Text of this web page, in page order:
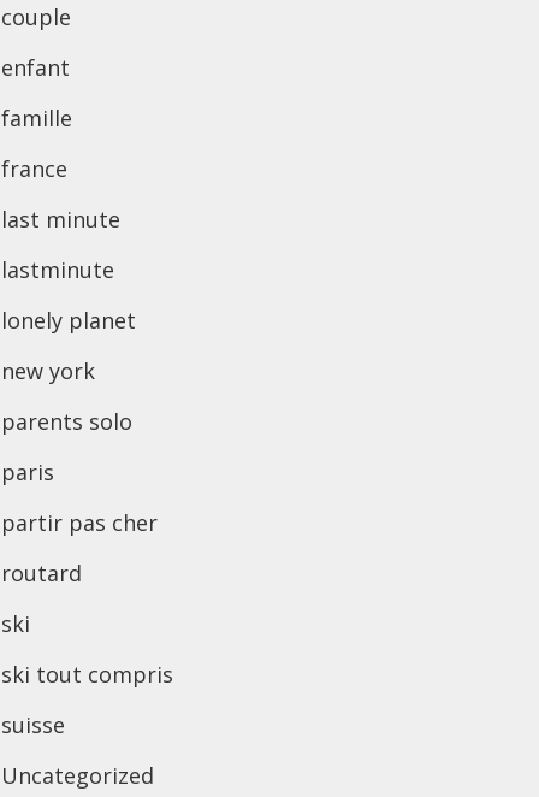
couple
enfant
famille
france
last minute
lastminute
lonely planet
new york
parents solo
paris
partir pas cher
routard
ski
ski tout compris
suisse
Uncategorized